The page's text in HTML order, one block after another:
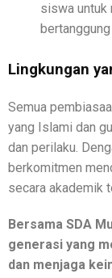
siswa untuk
Lingkungan
Semua
yang Islami dan
dan perilaku.
berkomitmen
secara akademik
Bersama SDA
generasi yang
dan menjaga